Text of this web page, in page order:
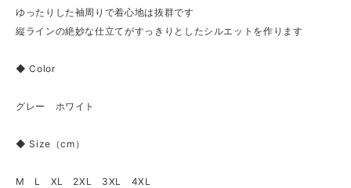
ゆったりした袖周りで着心地は抜群です
縦ラインの絶妙な仕立てがすっきりとしたシルエットを作ります
◆ Color
グレー ホワイト
◆ Size（cm）
M L XL 2XL 3XL 4XL